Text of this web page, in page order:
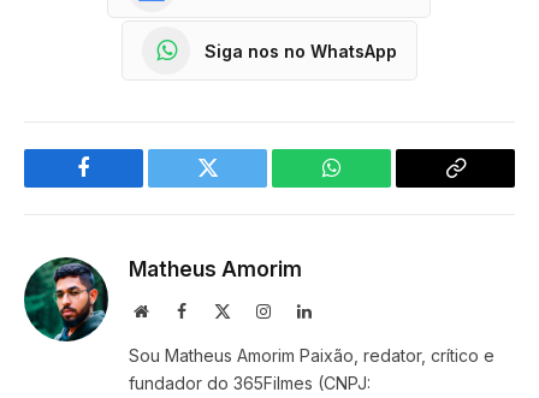
Siga nos no WhatsApp
Facebook Twitter WhatsApp
Copy
Matheus Amorim
WebsiteFacebook InstagramLinkedIn
Sou Matheus Amorim Paixão, redator, crítico e
fundador do 365Filmes (CNPJ: